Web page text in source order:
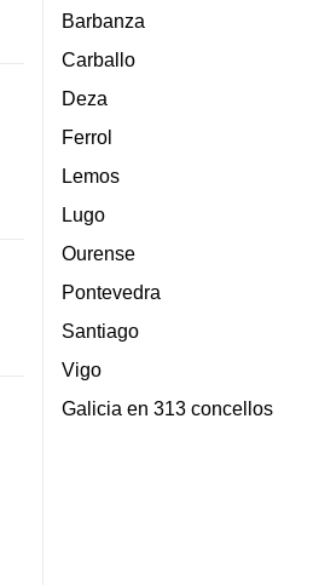
Barbanza
Carballo
Deza
Ferrol
Lemos
Lugo
Ourense
Pontevedra
Santiago
Vigo
Galicia en 313 concellos